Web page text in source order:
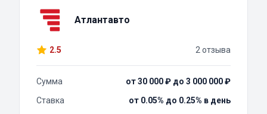
Атлантавто
2.5 2 отзыва
Сумма
от 30 000 ₽ до 3 000 000 ₽
Ставка
от 0.05% до 0.25% в день